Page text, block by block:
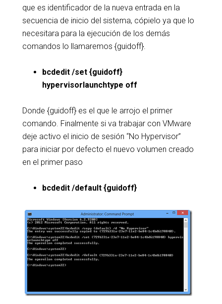
que es identificador de la nueva entrada en la
secuencia de inicio del sistema, cópielo ya que lo
necesitara para la ejecución de los demás
comandos lo llamaremos {guidoff}.
bcdedit /set {guidoff}
hypervisorlaunchtype off
Donde {guidoff} es el que le arrojo el primer
comando. Finalmente si va trabajar con VMware
deje activo el inicio de sesión “No Hypervisor”
para iniciar por defecto el nuevo volumen creado
en el primer paso
bcdedit /default {guidoff}